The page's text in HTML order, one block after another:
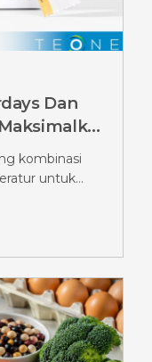
Dan
Tahu
kombinasi
untuk